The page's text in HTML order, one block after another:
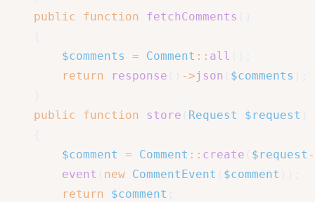
public
function fetchComments
$comments
= Comment :: all
return
response ->json $comments
public
function store Request $request
$comment
= Comment :: create $request
event
new CommentEvent $comment
return
$comment